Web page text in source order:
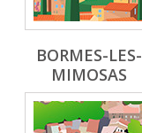
BORMES-LES-
MIMOSAS